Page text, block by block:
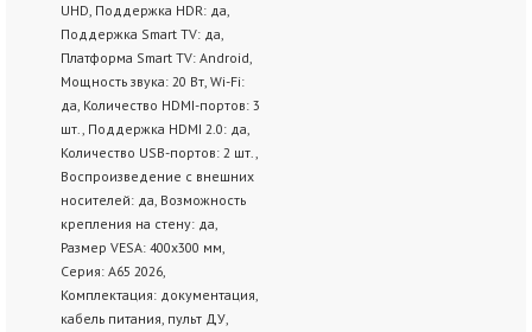
UHD, Поддержка HDR: да,
Поддержка Smart TV: да,
Платформа Smart TV: Android,
Мощность звука: 20 Вт, Wi-Fi:
да, Количество HDMI-портов: 3
шт., Поддержка HDMI 2.0: да,
Количество USB-портов: 2 шт.,
Воспроизведение с внешних
носителей: да, Возможность
крепления на стену: да,
Размер VESA: 400x300 мм,
Серия: А65 2026,
Комплектация: документация,
кабель питания, пульт ДУ,